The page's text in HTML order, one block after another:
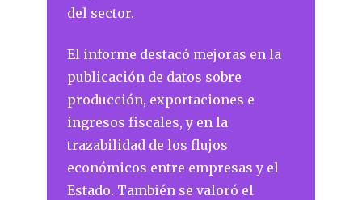
del sector.
El informe destacó mejoras en la
publicación de datos sobre
producción, exportaciones e
ingresos fiscales, y en la
trazabilidad de los flujos
económicos entre empresas y el
Estado. También se valoró el